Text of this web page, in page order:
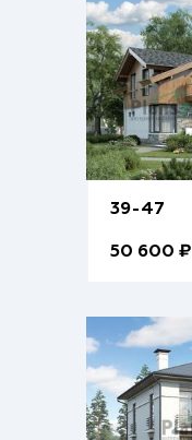
39-47
50 600 ₽